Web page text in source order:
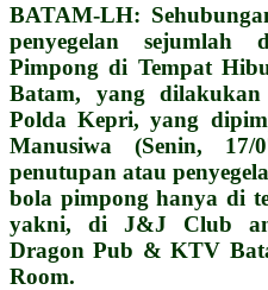
BATAM-LH:
penyegelan sejumlah
Pimpong di Tempat
Batam, yang
Polda Kepri, yang
Manusiwa (Senin, 17/
penutupan atau
bola pimpong hanya di
yakni, di J&J Club
Dragon Pub & KTV
Room.